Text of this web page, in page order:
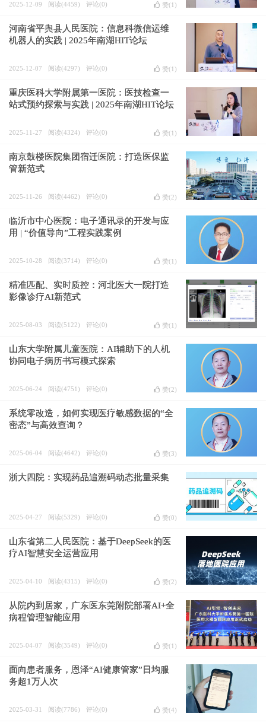
2025-12-09 阅读(4459) 评论(0) 赞(1 )
河南省平舆县人民医院：信息科微信运维
机器人的实践 | 2025年南湖HIT论坛
2025-12-07 阅读(4297) 评论(0) 赞(1 )
重庆医科大学附属第一医院：医技检查一
站式预约探索与实践 | 2025年南湖HIT论坛
2025-11-27 阅读(4324) 评论(0) 赞(1 )
南京鼓楼医院集团宿迁医院：打造医保监
管新范式
2025-11-26 阅读(4462) 评论(0) 赞(2)
临沂市中心医院：电子通讯录的开发与应
用 | “价值导向”工程实践案例
2025-10-28 阅读(3714) 评论(0) 赞(1 )
精准匹配、实时质控：河北医大一院打造
影像诊疗AI新范式
2025-08-03 阅读(5122) 评论(0) 赞(1 )
山东大学附属儿童医院：AI辅助下的人机
协同电子病历书写模式探索
2025-06-24 阅读(4751) 评论(0) 赞(2)
系统零改造，如何实现医疗敏感数据的“全
密态”与高效查询？
2025-06-04 阅读(4642) 评论(0) 赞(3)
浙大四院：实现药品追溯码动态批量采集
2025-04-27 阅读(5329) 评论(0) 赞(0)
山东省第二人民医院：基于DeepSeek的医
疗AI智慧安全运营应用
2025-04-10 阅读(4315) 评论(0) 赞(2)
从院内到居家，广东医东莞附院部署AI+全
病程管理智能应用
2025-04-07 阅读(3549) 评论(0) 赞(1 )
面向患者服务，恩泽“AI健康管家”日均服
务超1万人次
2025-03-31 阅读(7786) 评论(0) 赞(4)